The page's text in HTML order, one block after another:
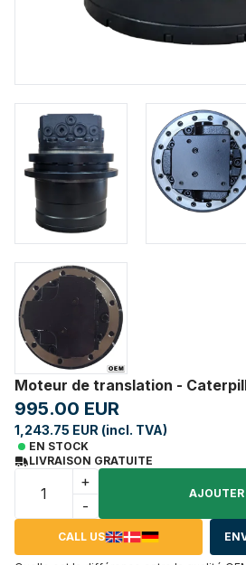
Moteur de translation -
995.00 EUR
1,243.75 EUR (incl. TVA)
EN STOCK
LIVRAISON GRATUITE
+
-
AJOUTER
CALL US